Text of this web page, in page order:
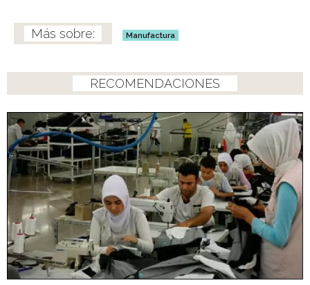
Manufactura
RECOMENDACIONES